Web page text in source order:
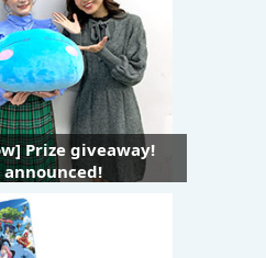
Prize giveaway!